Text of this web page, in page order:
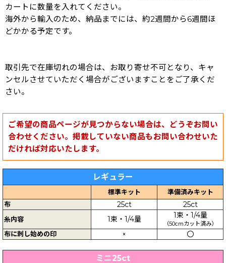
カートに数量を入れてください。
海外から輸入のため、納品までには、約2週間から6週間ほ
どかかる予定です。
取引先で在庫切れの場合は、お取り寄せ不可となり、キャ
ンセルさせていただく場合がございますことをご了承くだ
さい。
ご希望の商品ページが見つからない場合は、どうぞお問い
合わせください。掲載していない商品もお問い合わせいた
だければ対応いたします。
レギュラー
標準キット
準備済みキット
布
25ct 25ct
糸内容 1束・1/4量 1束・1/4量
（50cmカット済み）
布に刺し始めの印 × 〇
ミニ25ct